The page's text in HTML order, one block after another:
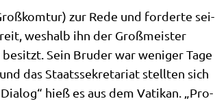
zur Rede und for­der­te sei­
wes­halb ihn der Groß­mei­ster
Sein Bru­der war weni­ger Tage
das Staats­se­kre­ta­ri­at stell­ten sich
hieß es aus dem Vati­kan. „Pro­